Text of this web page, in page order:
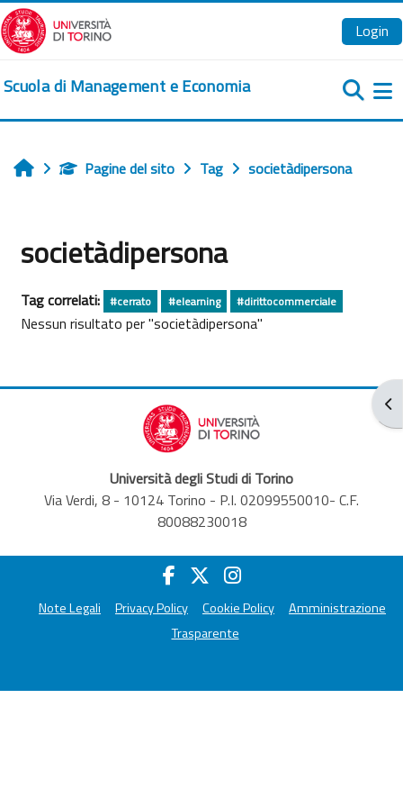
Vai al contenuto principale
Login
Scuola di Management e Economia
HomePagine del sito Tag societàdipersona
societàdipersona
Tag correlati: #cerrato #elearning #dirittocommerciale
Nessun risultato per "societàdipersona"
Università degli Studi di Torino
Via Verdi, 8 - 10124 Torino - P.I. 02099550010- C.F.
80088230018
Note Legali Privacy Policy Cookie Policy
Amministrazione
Trasparente